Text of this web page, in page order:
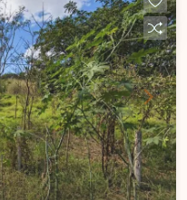
exclusivos. O
pela infraestrutura
e alta
o imóvel uma
moradia ou
com a equipe da
visita para conhecer